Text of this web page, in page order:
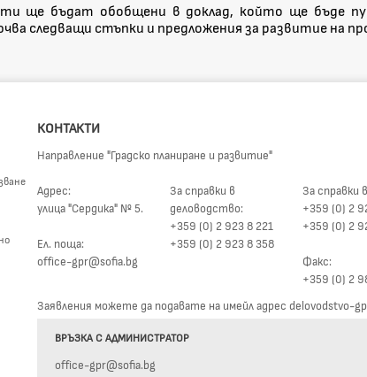
ще бъдат обобщени в доклад, който ще бъде
следващи стъпки и предложения за развитие на
КОНТАКТИ
Направление "Градско планиране и развитие"
Адрес:
улица "Сердика" № 5.
Ел. поща:
office-gpr@sofia.bg
За справки в
деловодство:
+359 (0) 2 923 8 221
+359 (0) 2 923 8 358
За справки
+359 (0) 2
+359 (0) 2
Факс:
+359 (0) 2
Заявления можете да подавате на имейл адрес delovodstvo-
ВРЪЗКА С АДМИНИСТРАТОР
office-gpr@sofia.bg